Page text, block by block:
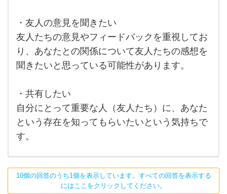
よう
す。
・友人の意見を聞きたい
友人たちの意見やフィードバックを重視してお
り、あなたとの関係について友人たちの感想を
聞きたいと思っている可能性があります。
・共有したい
自分にとって重要な人（友人たち）に、あなた
という存在を知ってもらいたいという気持ちで
す。
10個の回答のうち1個を表示しています。すべての回答を表示する
にはここをクリックしてください。